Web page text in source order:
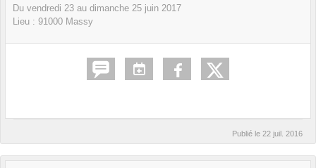
Du vendredi 23 au dimanche 25 juin 2017
Lieu : 91000 Massy
Publié le 22 juil. 2016